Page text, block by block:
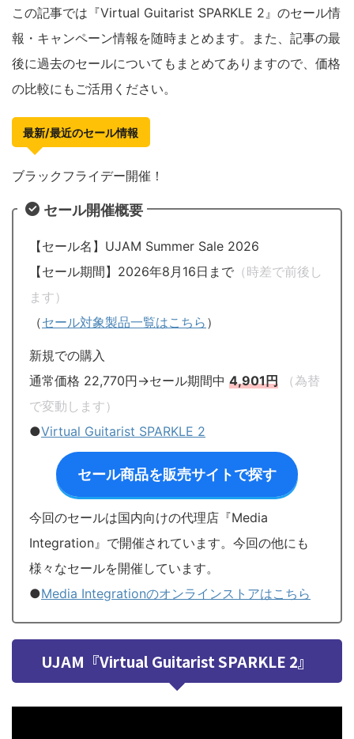
この記事では『Virtual Guitarist SPARKLE 2』のセール情
報・キャンペーン情報を随時まとめます。また、記事の最
後に過去のセールについてもまとめてありますので、価格
の比較にもご活用ください。
最新/最近のセール情報
ブラックフライデー開催！
セール開催概要
【セール名】UJAM Summer Sale 2026
【セール期間】2026年8月16日まで （時差で前後し
ます）
（セール対象製品一覧はこちら ）
新規での購入
通常価格 22,770円→セール期間中 4,901円
（為替
で変動します）
●Virtual Guitarist SPARKLE 2
セール商品を販売サイトで探す
今回のセールは国内向けの代理店『Media
Integration』で開催されています。今回の他にも
様々なセールを開催しています。
●Media Integrationのオンラインストアはこちら
UJAM『Virtual Guitarist SPARKLE 2』